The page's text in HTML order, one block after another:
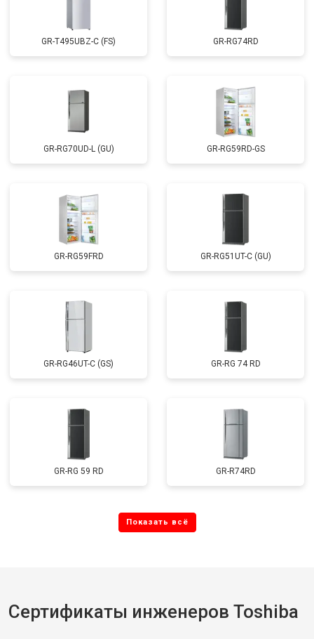
GR-T495UBZ-C (FS) GR-RG74RD
GR-RG70UD-L (GU) GR-RG59RD-GS
GR-RG59FRD GR-RG51UT-C (GU)
GR-RG46UT-C (GS) GR-RG 74 RD
GR-RG 59 RD GR-R74RD
Сертификаты инженеров Toshiba